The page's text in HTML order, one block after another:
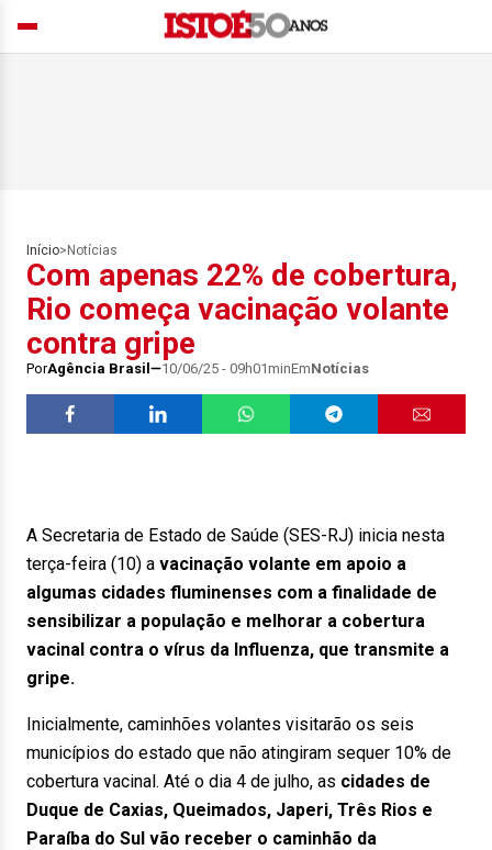
Início> Notícias
Com apenas 22% de cobertura,
Rio começa vacinação volante
contra gripe
PorAgência Brasil 10/06/25 - 09h01minEmNotícias
A Secretaria de Estado de Saúde (SES-RJ) inicia nesta
terça-feira (10) a vacinação volante em apoio a
algumas cidades fluminenses com a finalidade de
sensibilizar a população e melhorar a cobertura
vacinal contra o vírus da Influenza, que transmite a
gripe.
Inicialmente, caminhões volantes visitarão os seis
municípios do estado que não atingiram sequer 10% de
cobertura vacinal. Até o dia 4 de julho, as cidades de
Duque de Caxias, Queimados, Japeri, Três Rios e
Paraíba do Sul vão receber o caminhão da